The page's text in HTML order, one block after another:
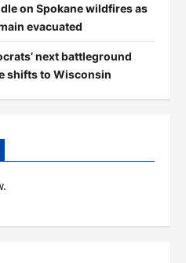
on Spokane wildfires as
evacuated
next battleground
shifts to Wisconsin